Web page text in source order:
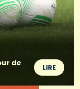
de
LIRE